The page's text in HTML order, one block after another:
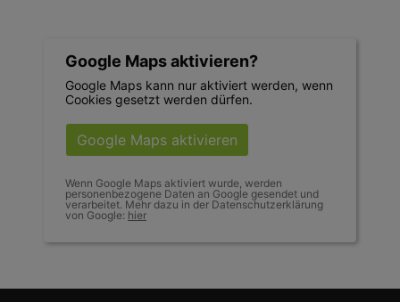
Google Maps aktivieren?
Google Maps kann nur aktiviert werden, wenn
Cookies gesetzt werden dürfen.
Google Maps aktivieren
Wenn Google Maps aktiviert wurde, werden
personenbezogene Daten an Google gesendet und
verarbeitet. Mehr dazu in der Datenschutzerklärung
von Google: hier